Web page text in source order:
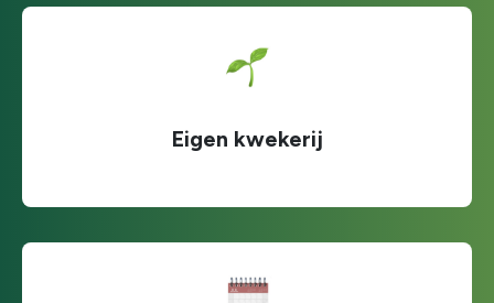
Eigen kwekerij